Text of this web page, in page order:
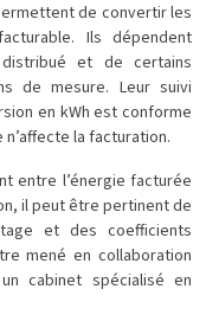
de convertir les
Ils dépendent
et de certains
de mesure. Leur suivi
en kWh est conforme
n’affecte la facturation.
entre l’énergie facturée
il peut être pertinent de
et des coefficients
mené en collaboration
cabinet spécialisé en